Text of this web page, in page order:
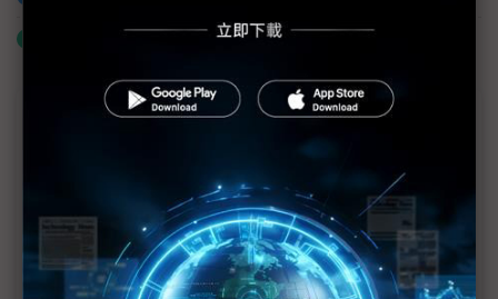
什麼是「關鍵字追蹤」
近７天熱門報導
MLCC訂單過熱、出貨比創高 村田示警全球AI基
建熱潮將趨緩
2027全年記憶體產能提前售罄 買家「祕而不
宣」只怕買不夠